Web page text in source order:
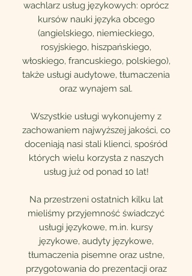
wachlarz usług językowych: oprócz
kursów nauki języka obcego
(angielskiego, niemieckiego,
rosyjskiego, hiszpańskiego,
włoskiego, francuskiego, polskiego),
także usługi audytowe, tłumaczenia
oraz wynajem sal.
Wszystkie usługi wykonujemy z
zachowaniem najwyższej jakości, co
doceniają nasi stali klienci, spośród
których wielu korzysta z naszych
usług już od ponad 10 lat!
Na przestrzeni ostatnich kilku lat
mieliśmy przyjemność świadczyć
usługi językowe, m.in. kursy
językowe, audyty językowe,
tłumaczenia pisemne oraz ustne,
przygotowania do prezentacji oraz